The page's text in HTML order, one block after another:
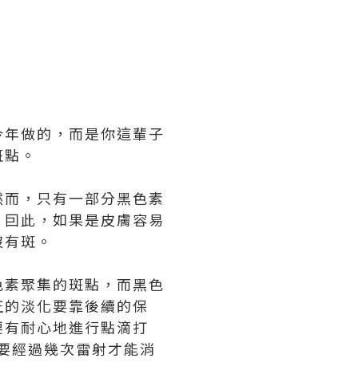
做的，而是你這輩子
。
，只有一部分黑色素
此，如果是皮膚容易
斑。
聚集的斑點，而黑色
淡化要靠後續的保
耐心地進行點滴打
經過幾次雷射才能消